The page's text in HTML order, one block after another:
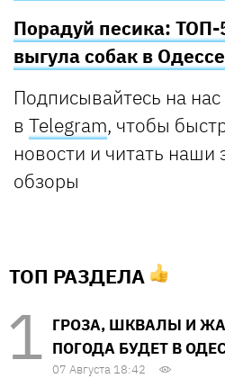
Порадуй песика:
выгула собак в Одессе
Подписывайтесь на нас
в Telegram, чтобы
новости и читать
обзоры
ТОП РАЗДЕЛА
ГРОЗА, ШКВАЛЫ И
ПОГОДА БУДЕТ В
07 Августа 18:42